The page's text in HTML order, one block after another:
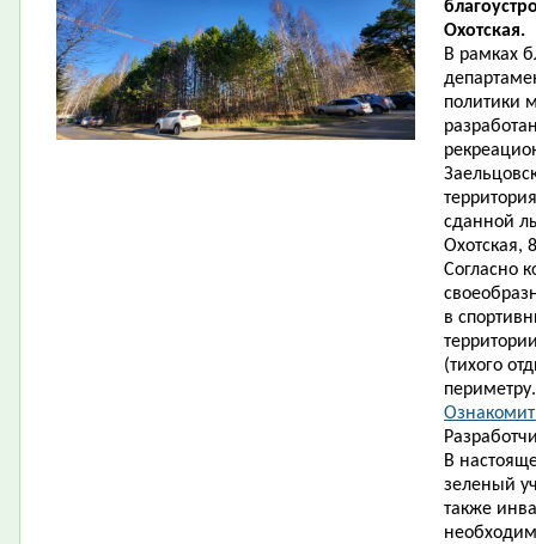
Охотская.
В рамках
политики
сданной
Охотская,
Согласно
в
(тихого
периметру.
В
зеленый
также